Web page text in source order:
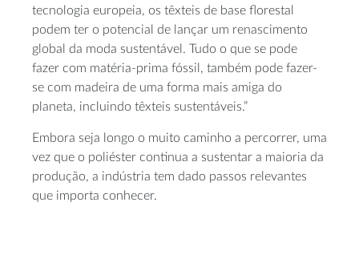
tecnologia europeia, os têxteis de base florestal
podem ter o potencial de lançar um renascimento
global da moda sustentável. Tudo o que se pode
fazer com matéria-prima fóssil, também pode fazer-
se com madeira de uma forma mais amiga do
planeta, incluindo têxteis sustentáveis.”
Embora seja longo o muito caminho a percorrer, uma
vez que o poliéster continua a sustentar a maioria da
produção, a indústria tem dado passos relevantes
que importa conhecer.